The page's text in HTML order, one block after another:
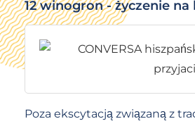
12 winogron - życzenie na
Poza ekscytacją związaną z